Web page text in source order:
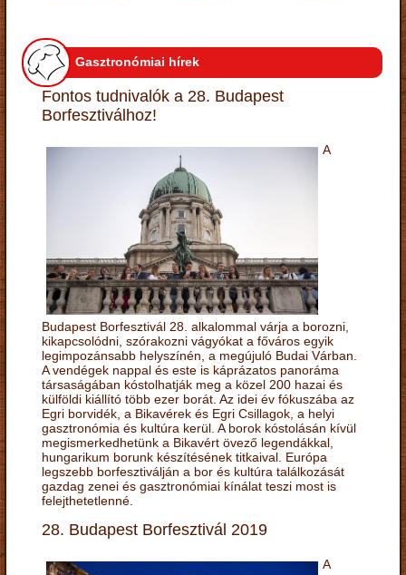
Gasztronómiai hírek
Fontos tudnivalók a 28. Budapest
Borfesztiválhoz!
A
Budapest Borfesztivál 28. alkalommal várja a borozni,
kikapcsolódni, szórakozni vágyókat a főváros egyik
legimpozánsabb helyszínén, a megújuló Budai Várban.
A vendégek nappal és este is káprázatos panoráma
társaságában kóstolhatják meg a közel 200 hazai és
külföldi kiállító több ezer borát. Az idei év fókuszába az
Egri borvidék, a Bikavérek és Egri Csillagok, a helyi
gasztronómia és kultúra kerül. A borok kóstolásán kívül
megismerkedhetünk a Bikavért övező legendákkal,
hungarikum borunk készítésének titkaival. Európa
legszebb borfesztiválján a bor és kultúra találkozását
gazdag zenei és gasztronómiai kínálat teszi most is
felejthetetlenné.
28. Budapest Borfesztivál 2019
A